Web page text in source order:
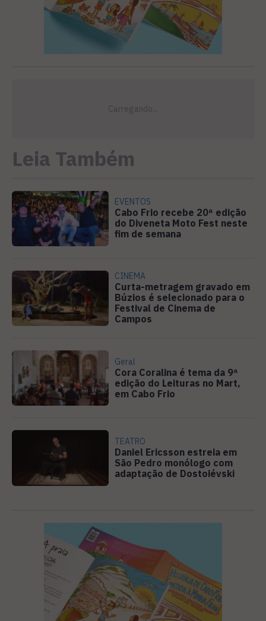
Leia Também
EVENTOS
Cabo Frio recebe 20ª edição
do Diveneta Moto Fest neste
fim de semana
CINEMA
Curta-metragem gravado em
Búzios é selecionado para o
Festival de Cinema de
Campos
Geral
Cora Coralina é tema da 9ª
edição do Leituras no Mart,
em Cabo Frio
TEATRO
Daniel Ericsson estreia em
São Pedro monólogo com
adaptação de Dostoiévski